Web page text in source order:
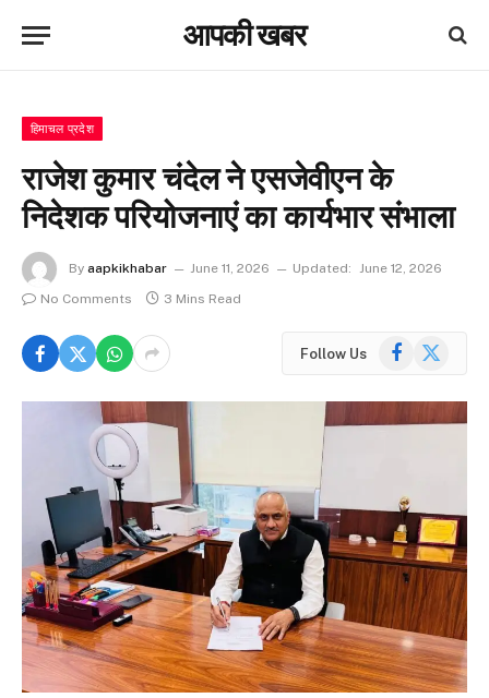
आपकी खबर
हिमाचल प्रदेश
राजेश कुमार चंदेल ने एसजेवीएन के
निदेशक परियोजनाएं का कार्यभार संभाला
By aapkikhabar June 11, 2026 Updated: June 12, 2026
No Comments
3 Mins Read
Follow Us Facebook
X